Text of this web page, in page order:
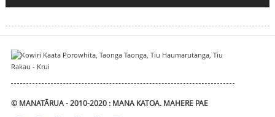
© MANATĀRUA - 2010-2020 : MANA KATOA. MAHERE PAE